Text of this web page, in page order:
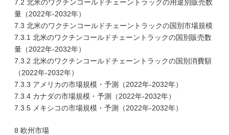
7.2 北米のワクチンコールドチェーントラックの用途別販売数
量（2022年-2032年）
7.3 北米のワクチンコールドチェーントラックの国別市場規模
7.3.1 北米のワクチンコールドチェーントラックの国別販売数
量（2022年-2032年）
7.3.2 北米のワクチンコールドチェーントラックの国別消費額
（2022年-2032年）
7.3.3 アメリカの市場規模・予測（2022年-2032年）
7.3.4 カナダの市場規模・予測（2022年-2032年）
7.3.5 メキシコの市場規模・予測（2022年-2032年）
8 欧州市場